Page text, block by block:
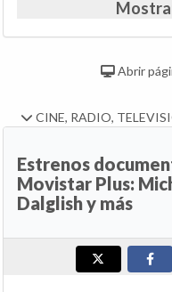
Abrir
CINE, RADIO,
Estrenos
Movistar Plus:
Dalglish y más